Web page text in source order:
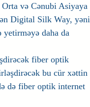
və Cənubi Asiyaya
Digital Silk Way, yəni
daha da
fiber optik
bu cür xəttin
də fiber optik internet